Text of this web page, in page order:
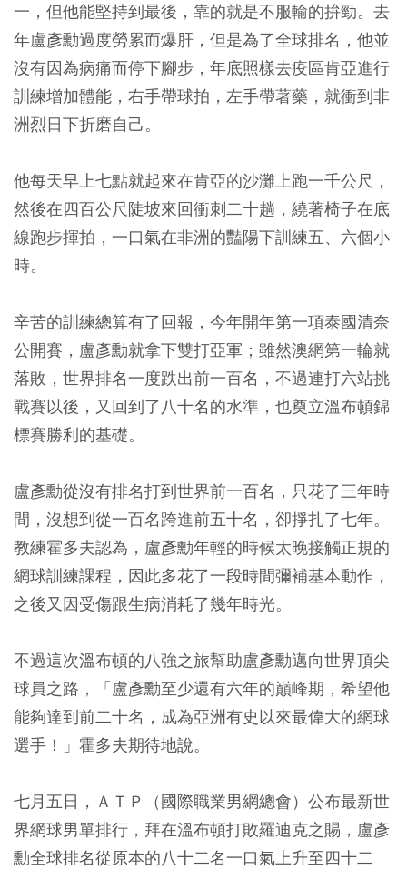
一，但他能堅持到最後，靠的就是不服輸的拚勁。去
年盧彥勳過度勞累而爆肝，但是為了全球排名，他並
沒有因為病痛而停下腳步，年底照樣去疫區肯亞進行
訓練增加體能，右手帶球拍，左手帶著藥，就衝到非
洲烈日下折磨自己。
他每天早上七點就起來在肯亞的沙灘上跑一千公尺，
然後在四百公尺陡坡來回衝刺二十趟，繞著椅子在底
線跑步揮拍，一口氣在非洲的豔陽下訓練五、六個小
時。
辛苦的訓練總算有了回報，今年開年第一項泰國清奈
公開賽，盧彥勳就拿下雙打亞軍；雖然澳網第一輪就
落敗，世界排名一度跌出前一百名，不過連打六站挑
戰賽以後，又回到了八十名的水準，也奠立溫布頓錦
標賽勝利的基礎。
盧彥勳從沒有排名打到世界前一百名，只花了三年時
間，沒想到從一百名跨進前五十名，卻掙扎了七年。
教練霍多夫認為，盧彥勳年輕的時候太晚接觸正規的
網球訓練課程，因此多花了一段時間彌補基本動作，
之後又因受傷跟生病消耗了幾年時光。
不過這次溫布頓的八強之旅幫助盧彥勳邁向世界頂尖
球員之路，「盧彥勳至少還有六年的巔峰期，希望他
能夠達到前二十名，成為亞洲有史以來最偉大的網球
選手！」霍多夫期待地說。
七月五日，ＡＴＰ（國際職業男網總會）公布最新世
界網球男單排行，拜在溫布頓打敗羅迪克之賜，盧彥
勳全球排名從原本的八十二名一口氣上升至四十二